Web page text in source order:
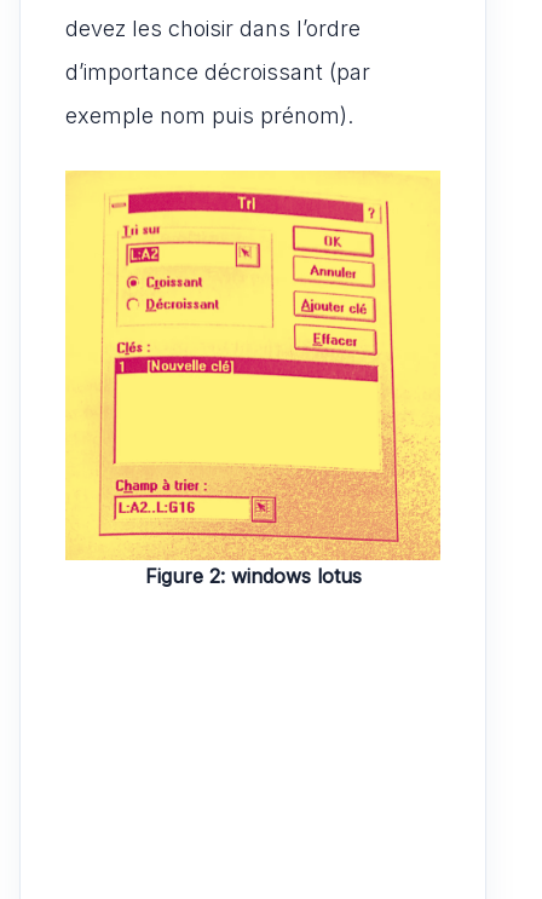
devez les choisir dans l’ordre
d’importance décroissant (par
exemple nom puis prénom).
Figure 2: windows lotus